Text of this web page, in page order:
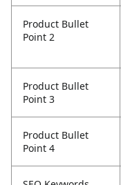
Product Bullet
Point 2
Product Bullet
Point 3
Product Bullet
Point 4